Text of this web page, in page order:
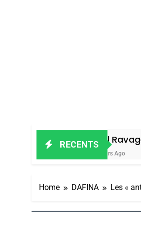
RECENTS
Oeil Ravageur –
Home DAFINA Les «